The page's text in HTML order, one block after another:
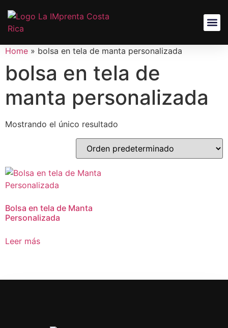
Home » bolsa en tela de manta personalizada
bolsa en tela de
manta personalizada
Mostrando el único resultado
Bolsa en tela de Manta
Personalizada
Leer más